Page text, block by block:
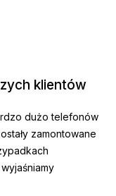
klientów
dużo telefonów
zamontowane